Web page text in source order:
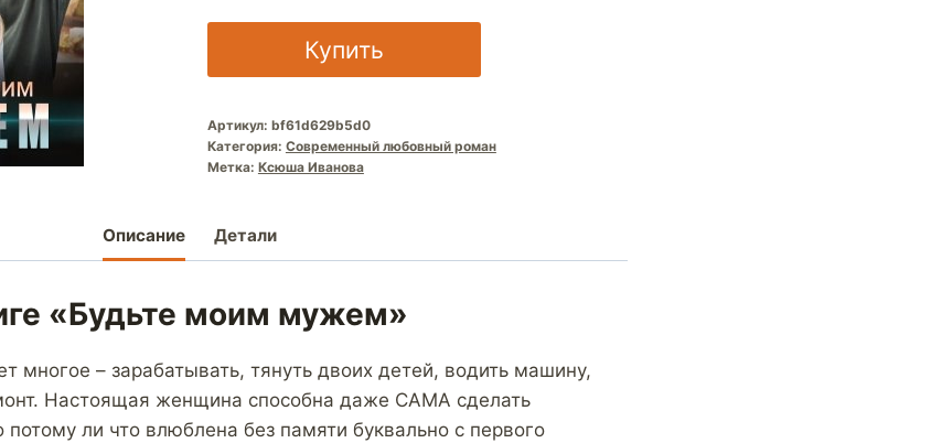
Купить
Артикул: bf61d629b5d0
Категория: Современный любовный роман
Метка: Ксюша Иванова
Описание Детали
«Будьте моим мужем»
– зарабатывать, тянуть двоих детей, водить машину,
Настоящая женщина способна даже САМА сделать
ли что влюблена без памяти буквально с первого